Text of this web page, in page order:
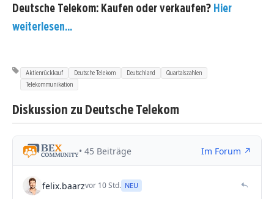
Deutsche Telekom: Kaufen oder verkaufen? Hier
weiterlesen...
Aktienrückkauf Deutsche Telekom Deutschland
Quartalszahlen
Telekommunikation
Diskussion zu Deutsche Telekom